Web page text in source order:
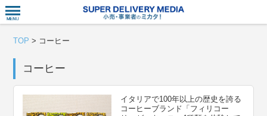
TOP > コーヒー
コーヒー
イタリアで100年以上の歴史を誇る
コーヒーブランド「フィリコー